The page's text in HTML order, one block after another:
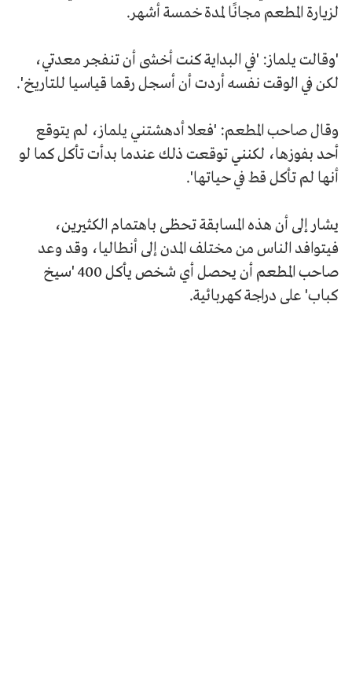
لزيارة المطعم مجانًا لمدة خمسة أشهر.
'وقالت يلماز: 'في البداية كنت أخشى أن تنفجر معدتي،
لكن في الوقت نفسه أردت أن أسجل رقما قياسيا للتاريخ'.
وقال صاحب المطعم: 'فعلا أدهشتني يلماز، لم يتوقع
أحد بفوزها، لكنني توقعت ذلك عندما بدأت تأكل كما لو
أنها لم تأكل قط في حياتها'.
يشار إلى أن هذه المسابقة تحظى باهتمام الكثيرين،
فيتوافد الناس من مختلف المدن إلى أنطاليا، وقد وعد
صاحب المطعم أن يحصل أي شخص يأكل 400 'سيخ
كباب' على دراجة كهربائية.